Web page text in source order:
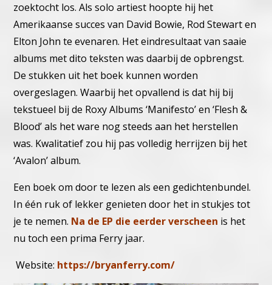
zoektocht los. Als solo artiest hoopte hij het
Amerikaanse succes van David Bowie, Rod Stewart en
Elton John te evenaren. Het eindresultaat van saaie
albums met dito teksten was daarbij de opbrengst.
De stukken uit het boek kunnen worden
overgeslagen. Waarbij het opvallend is dat hij bij
tekstueel bij de Roxy Albums ‘Manifesto’ en ‘Flesh &
Blood’ als het ware nog steeds aan het herstellen
was. Kwalitatief zou hij pas volledig herrijzen bij het
‘Avalon’ album.
Een boek om door te lezen als een gedichtenbundel.
In één ruk of lekker genieten door het in stukjes tot
je te nemen. Na de EP die eerder verscheen is het
nu toch een prima Ferry jaar.
Website: https://bryanferry.com/